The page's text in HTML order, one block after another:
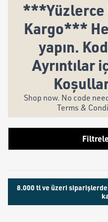
***Yüzlerce
Kargo***
yapın.
Ayrıntılar
Shop now. No code
Terms &
8.000 tl ve üzeri